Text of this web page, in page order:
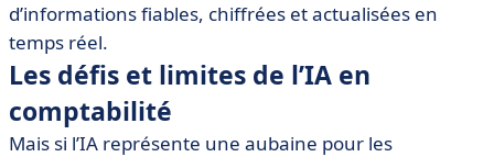
d’informations fiables, chiffrées et actualisées en
temps réel.
Les défis et limites de l’IA en
comptabilité
Mais si l’IA représente une aubaine pour les